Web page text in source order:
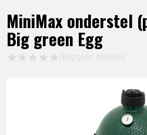
MiniMax onderstel
Big green Egg